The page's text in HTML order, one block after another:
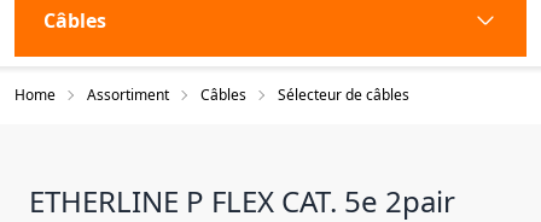
Câbles
Home Assortiment Câbles Sélecteur de câbles
ETHERLINE P FLEX CAT. 5e 2pair